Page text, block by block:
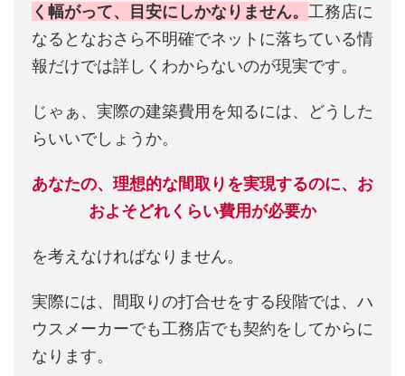
く幅がって、目安にしかなりません。 工務店に
なるとなおさら不明確でネットに落ちている情
報だけでは詳しくわからないのが現実です。
じゃぁ、実際の建築費用を知るには、どうした
らいいでしょうか。
あなたの、理想的な間取りを実現するのに、お
およそどれくらい費用が必要か
を考えなければなりません。
実際には、間取りの打合せをする段階では、ハ
ウスメーカーでも工務店でも契約をしてからに
なります。